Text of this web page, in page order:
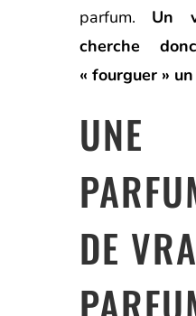
parfum. Un
cherche
« fourguer »
UNE
DE